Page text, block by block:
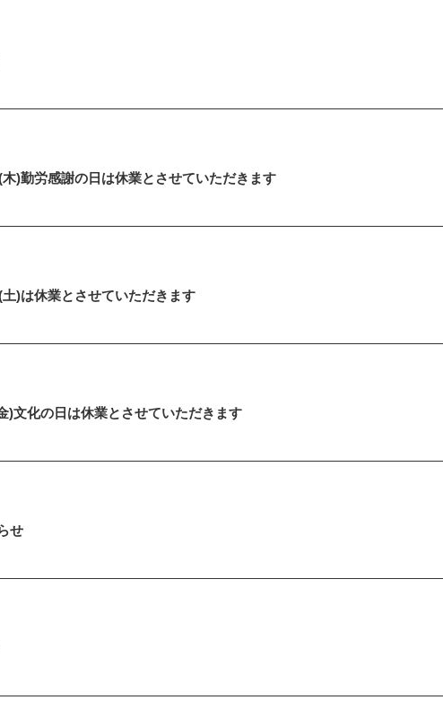
)勤労感謝の日は休業とさせていただきます
)は休業とさせていただきます
)文化の日は休業とさせていただきます
せ